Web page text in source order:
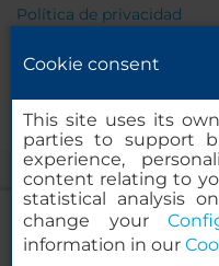
Política de privacidad
Cookie consent
This site uses its
parties to support
experience,
content relating to
statistical analysis
change your
information in our